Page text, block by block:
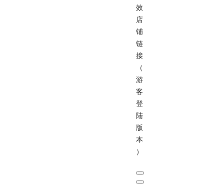
效
店
铺
链
接
（
游
客
登
陆
版
本
）